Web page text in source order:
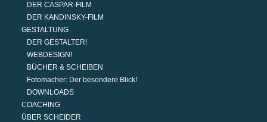
DER CASPAR-FILM
DER KANDINSKY-FILM
GESTALTUNG
DER GESTALTER!
WEBDESIGN!
BÜCHER & SCHEIBEN
Fotomacher: Der besondere Blick!
DOWNLOADS
COACHING
ÜBER SCHEIDER